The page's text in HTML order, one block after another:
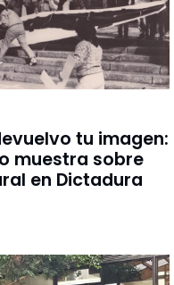
tu imagen:
muestra sobre
en Dictadura